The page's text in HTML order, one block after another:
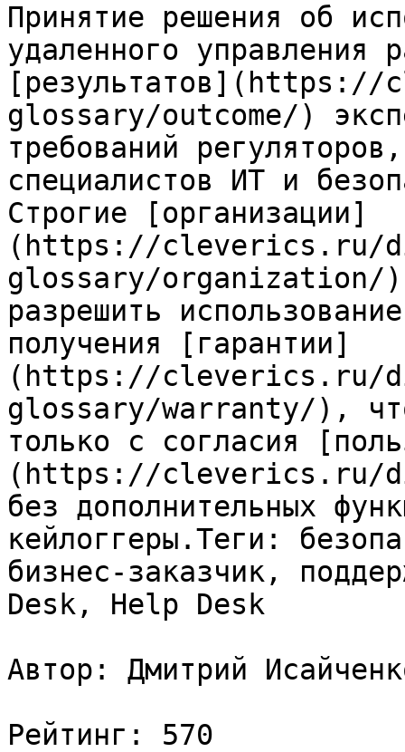
Принятие решения об
удаленного управления
glossary/outcome/)
требований
специалистов ИТ и
Строгие [организации]
(https://cleverics.ru/
glossary/organization/
разрешить
получения [гарантии]
(https://cleverics.ru/
glossary/warranty/), что
только с согласия
(https://cleverics.ru/
без дополнительных
кейлоггеры.Теги:
бизнес-заказчик,
Desk, Help Desk
Автор: Дмитрий
Рейтинг: 570